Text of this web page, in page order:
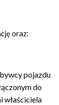
oraz:
pojazdu
do
właściciela